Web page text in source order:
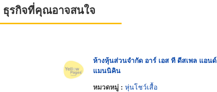
ธุรกิจที่คุณอาจสนใจ
ห้างหุ้นส่วนจำกัด อาร์ เอส ที ดีสเพล แอนด์
แมนนิคิน
หมวดหมู่ : หุ่นโชว์เสื้อ